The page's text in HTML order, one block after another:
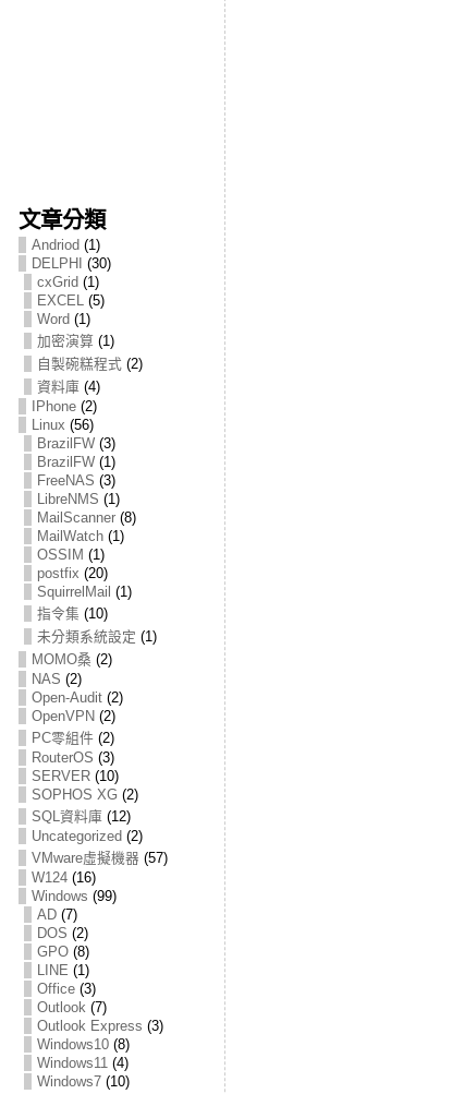
文章分類
Andriod (1)
DELPHI
(30)
cxGrid (1)
EXCEL(5)
Word (1)
加密演算(1)
自製碗糕程式(2)
資料庫(4)
IPhone(2)
Linux (56)
BrazilFW(3)
BrazilFW(1)
FreeNAS (3)
LibreNMS (1)
MailScanner(8)
MailWatch(1)
OSSIM (1)
postfix (20)
SquirrelMail (1)
指令集 (10)
未分類系統設定 (1)
MOMO桑 (2)
NAS (2)
Open-Audit(2)
OpenVPN (2)
PC零組件(2)
RouterOS (3)
SERVER(10)
SOPHOS XG (2)
SQL資料庫(12)
Uncategorized (2)
VMware虛擬機器 (57)
W124(16)
Windows (99)
AD(7)
DOS (2)
GPO(8)
LINE (1)
Office(3)
Outlook(7)
Outlook Express (3)
Windows10(8)
Windows11(4)
Windows7(10)